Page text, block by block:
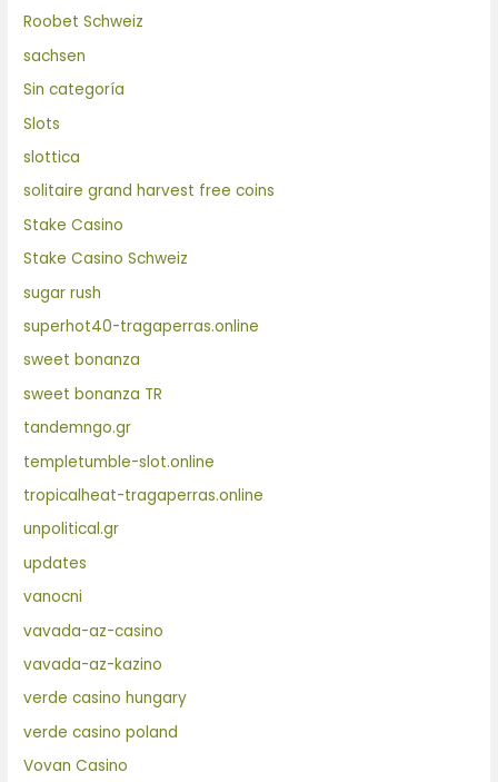
Roobet Schweiz
sachsen
Sin categoría
Slots
slottica
solitaire grand harvest free coins
Stake Casino
Stake Casino Schweiz
sugar rush
superhot40-tragaperras.online
sweet bonanza
sweet bonanza TR
tandemngo.gr
templetumble-slot.online
tropicalheat-tragaperras.online
unpolitical.gr
updates
vanocni
vavada-az-casino
vavada-az-kazino
verde casino hungary
verde casino poland
Vovan Casino